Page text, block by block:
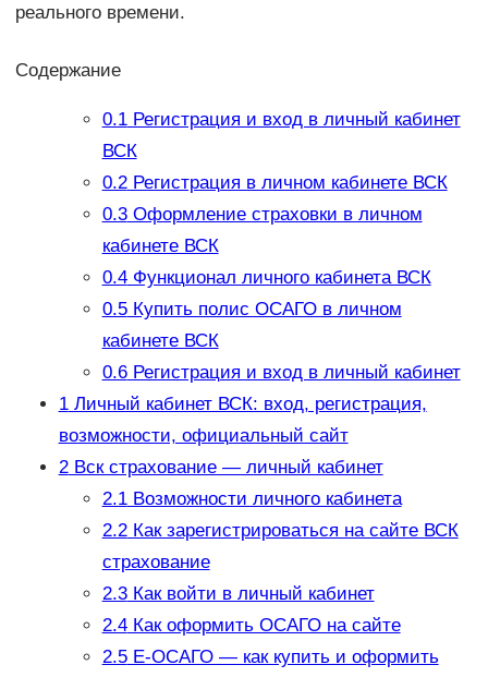
реального времени.
Содержание
0.1Регистрация и вход в личный кабинет
ВСК
0.2Регистрация в личном кабинете ВСК
0.3Оформление страховки в личном
кабинете ВСК
0.4Функционал личного кабинета ВСК
0.5Купить полис ОСАГО в личном
кабинете ВСК
0.6Регистрация и вход в личный кабинет
1Личный кабинет ВСК: вход, регистрация,
возможности, официальный сайт
2Вск страхование — личный кабинет
2.1Возможности личного кабинета
2.2Как зарегистрироваться на сайте ВСК
страхование
2.3Как войти в личный кабинет
2.4Как оформить ОСАГО на сайте
2.5Е-ОСАГО — как купить и оформить